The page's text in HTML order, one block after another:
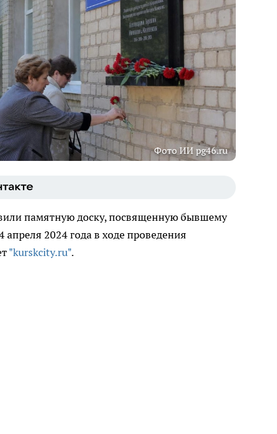
Фото ИИ pg46.ru
памятную доску, посвященную бывшему
2024 года в ходе проведения
"kurskcity.ru".